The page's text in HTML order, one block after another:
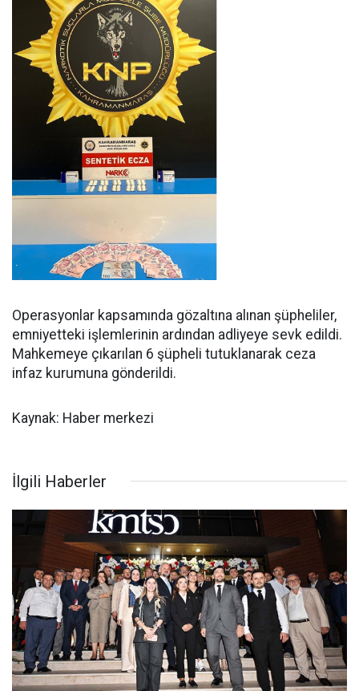
Operasyonlar kapsamında gözaltına alınan şüpheliler,
emniyetteki işlemlerinin ardından adliyeye sevk edildi.
Mahkemeye çıkarılan 6 şüpheli tutuklanarak ceza
infaz kurumuna gönderildi.
Kaynak: Haber merkezi
İlgili Haberler